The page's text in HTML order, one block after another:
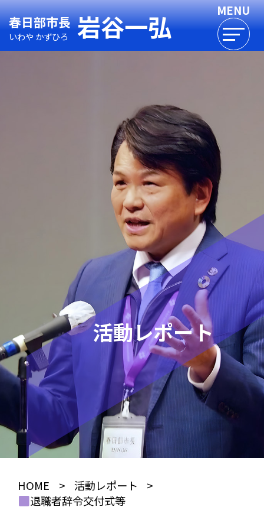
春日部市長
いわや かずひろ 岩谷一弘
活動レポート
HOME > 活動レポート
>
退職者辞令交付式等